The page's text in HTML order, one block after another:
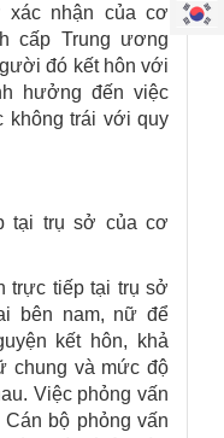
xác nhận của cơ
cấp Trung ương
đó kết hôn với
hưởng đến việc
không trái với quy
tại trụ sở của cơ
trực tiếp tại trụ sở
bên nam, nữ để
kết hôn, khả
chung và mức độ
Việc phỏng vấn
bộ phỏng vấn